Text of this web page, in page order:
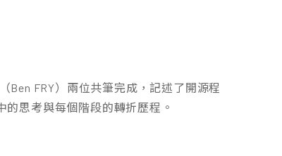
Ben FRY）兩位共筆完成，記述了開源程
思考與每個階段的轉折歷程。